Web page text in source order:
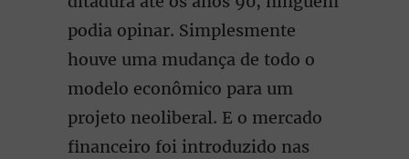
podia opinar. Simplesmente
houve uma mudança de todo o
modelo econômico para um
projeto neoliberal. E o mercado
financeiro foi introduzido nas